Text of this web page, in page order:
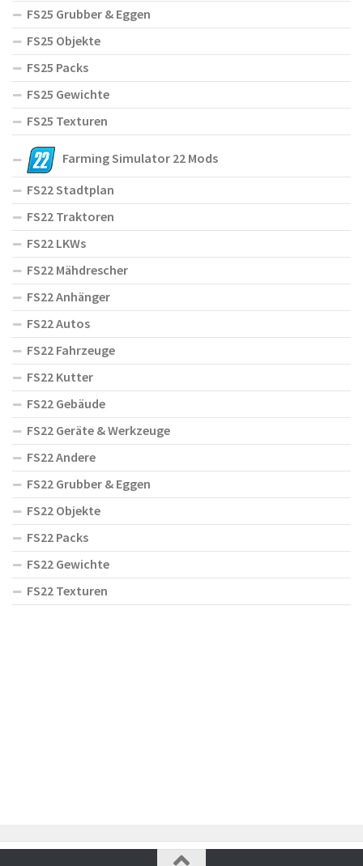
FS25 Grubber & Eggen
FS25 Objekte
FS25 Packs
FS25 Gewichte
FS25 Texturen
Farming Simulator 22 Mods
FS22 Stadtplan
FS22 Traktoren
FS22 LKWs
FS22 Mähdrescher
FS22 Anhänger
FS22 Autos
FS22 Fahrzeuge
FS22 Kutter
FS22 Gebäude
FS22 Geräte & Werkzeuge
FS22 Andere
FS22 Grubber & Eggen
FS22 Objekte
FS22 Packs
FS22 Gewichte
FS22 Texturen